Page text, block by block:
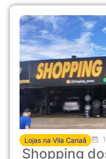
Lojas na Vila Canaã
Shopping